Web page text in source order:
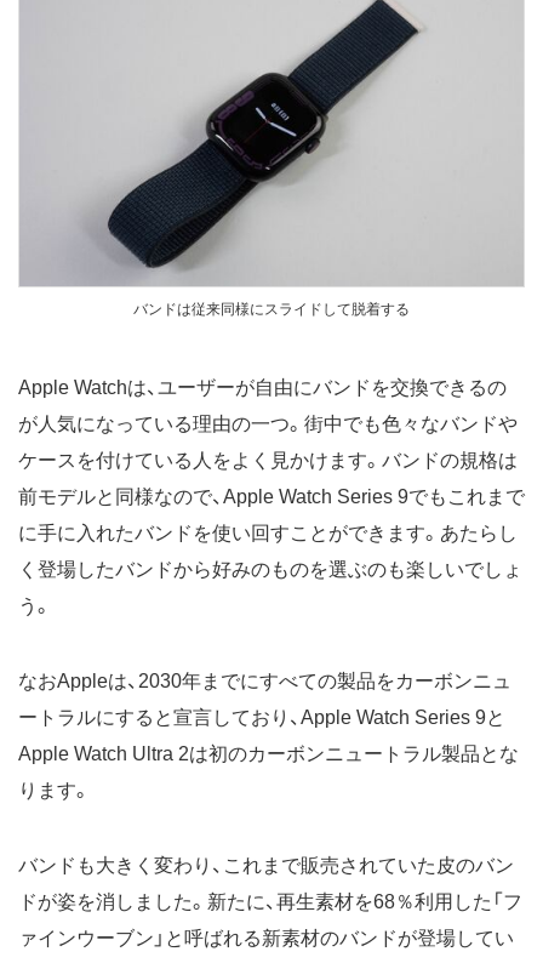
バンドは従来同様にスライドして脱着する
Apple Watchは、ユーザーが自由にバンドを交換できるの
が人気になっている理由の一つ。街中でも色々なバンドや
ケースを付けている人をよく見かけます。バンドの規格は
前モデルと同様なので、Apple Watch Series 9でもこれまで
に手に入れたバンドを使い回すことができます。あたらし
く登場したバンドから好みのものを選ぶのも楽しいでしょ
う。
なおAppleは、2030年までにすべての製品をカーボンニュ
ートラルにすると宣言しており、Apple Watch Series 9と
Apple Watch Ultra 2は初のカーボンニュートラル製品とな
ります。
バンドも大きく変わり、これまで販売されていた皮のバン
ドが姿を消しました。新たに、再生素材を68％利用した「フ
ァインウーブン」と呼ばれる新素材のバンドが登場してい